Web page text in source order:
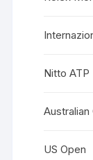
Nitto ATP
Australian
US Open